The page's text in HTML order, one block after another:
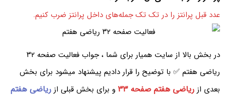
عدد قبل پرانتز را در تک تک جمله‌های داخل پرانتز ضرب کنیم.
در بخش بالا از سایت همیار برای شما ، جواب فعالیت صفحه ۳۲
ریاضی هفتم ✅ با توضیح را قرار دادیم پیشنهاد میشود برای بخش
بعدی از ریاضی هفتم صفحه ۳۳ و برای بخش قبلی از ریاضی هفتم